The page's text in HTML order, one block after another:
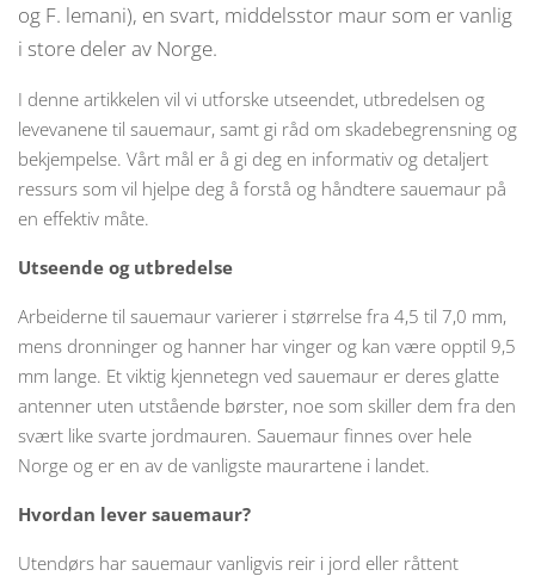
og F. lemani), en svart, middelsstor maur som er vanlig
i store deler av Norge.
I denne artikkelen vil vi utforske utseendet, utbredelsen og
levevanene til sauemaur, samt gi råd om skadebegrensning og
bekjempelse. Vårt mål er å gi deg en informativ og detaljert
ressurs som vil hjelpe deg å forstå og håndtere sauemaur på
en effektiv måte.
Utseende og utbredelse
Arbeiderne til sauemaur varierer i størrelse fra 4,5 til 7,0 mm,
mens dronninger og hanner har vinger og kan være opptil 9,5
mm lange. Et viktig kjennetegn ved sauemaur er deres glatte
antenner uten utstående børster, noe som skiller dem fra den
svært like svarte jordmauren. Sauemaur finnes over hele
Norge og er en av de vanligste maurartene i landet.
Hvordan lever sauemaur?
Utendørs har sauemaur vanligvis reir i jord eller råttent